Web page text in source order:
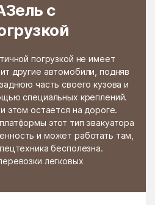
с
погрузкой не имеет
другие автомобили, подняв
часть своего кузова и
специальных креплений.
этом остается на дороге.
этот тип эвакуатора
и может работать там,
бесполезна.
легковых
Речицы
Решоткино
Рогачёво
Родники
Ромашково
Руза
Рыбное
Рылеево